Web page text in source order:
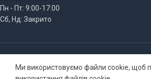
Пн - Пт: 9:00-17:00
Сб, Нд: Закрито
Ми використовуємо файли cookie, щоб